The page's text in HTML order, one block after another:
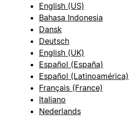
English (US)
Bahasa Indonesia
Dansk
Deutsch
English (UK)
Español (España)
Español (Latinoamérica)
Français (France)
Italiano
Nederlands